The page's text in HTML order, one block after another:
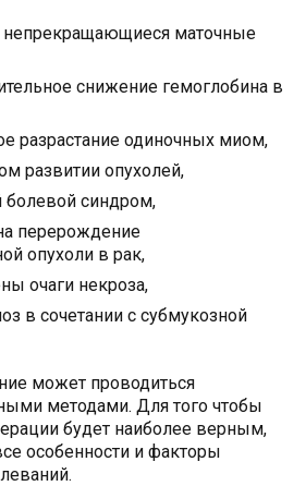
непрекращающиеся маточные
снижение гемоглобина в
разрастание одиночных миом,
развитии опухолей,
болевой синдром,
перерождение
опухоли в рак,
очаги некроза,
в сочетании с субмукозной
может проводиться
методами. Для того чтобы
будет наиболее верным,
особенности и факторы